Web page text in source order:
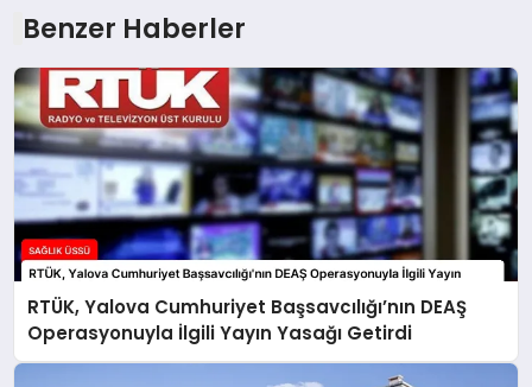
Benzer Haberler
RTÜK, Yalova Cumhuriyet Başsavcılığı’nın DEAŞ
Operasyonuyla İlgili Yayın Yasağı Getirdi